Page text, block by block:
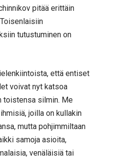
pitää erittäin
tutustuminen on
että entiset
voivat nyt katsoa
toistensa silmin. Me
joilla on kullakin
mutta pohjimmiltaan
samoja asioita,
venäläisiä tai